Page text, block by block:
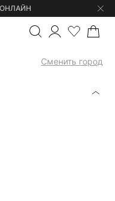
ОНЛАЙН
Сменить город
МИНИ ИЗ ЭКОЗАМШИ